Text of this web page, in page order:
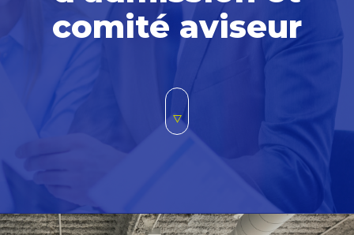
comité aviseur